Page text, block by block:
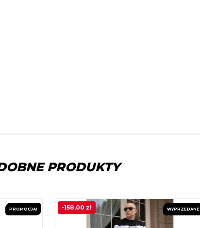
PRODUKTY
PROMOCJA! PROMOCJA!
WYPRZEDANE
-158,00 zł